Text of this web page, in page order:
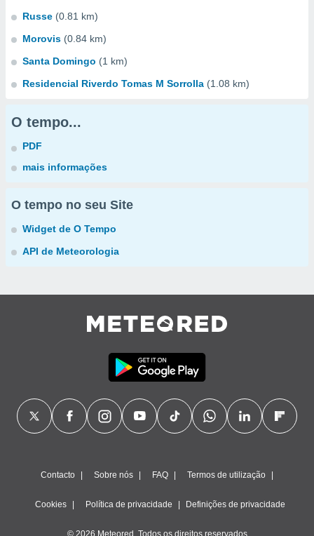
Russe (0.81 km)
Morovis (0.84 km)
Santa Domingo (1 km)
Residencial Riverdo Tomas M Sorrolla (1.08 km)
O tempo...
PDF
mais informações
O tempo no seu Site
Widget de O Tempo
API de Meteorologia
Contacto Sobre nós FAQ Termos de utilização
Cookies Política de privacidade Definições de privacidade
© 2026 Meteored. Todos os direitos reservados